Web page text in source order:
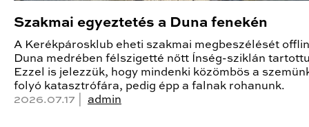
Szakmai egyeztetés a Duna fenekén
A Kerékpárosklub eheti szakmai megbeszélését
Duna medrében félszigetté nőtt Ínség-sziklán
Ezzel is jelezzük, hogy mindenki közömbös a
folyó katasztrófára, pedig épp a falnak rohanunk.
2026.07.17 | admin